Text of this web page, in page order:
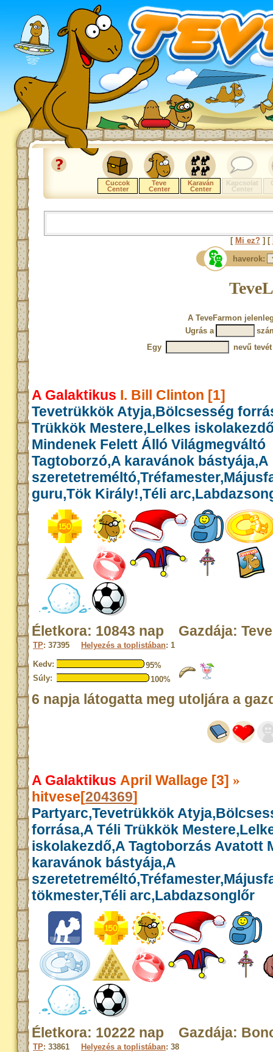
Cuccok
Center
Teve
Center
Karaván
Center
Kapcsolat
Center
[ Mi ez?] [
haverok:
A TeveFarmon
Ugrás a
Egy
nevű
A Galaktikus I. Bill Clinton [1]
Tevetrükkök Atyja,Bölcsesség
Trükkök Mestere,Lelkes
Mindenek Felett Álló Világmegváltó
Tagtoborzó,A karavánok bástyája,A
guru,Tök Király!,Téli
Életkora: 10843 nap Gazdája:
TP: 37395 Helyezés a toplistában: 1
Kedv:
95%
Súly:
100%
6 napja látogatta meg utoljára a
A Galaktikus April Wallage [3] »
hitvese[204369]
Partyarc,Tevetrükkök
forrása,A Téli Trükkök
iskolakezdő,A Tagtoborzás Avatott
karavánok bástyája,A
tökmester,Téli arc,Labdazsonglőr
Életkora: 10222 nap Gazdája:
TP: 33861 Helyezés a toplistában: 38